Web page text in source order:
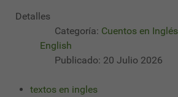
Detalles
Categoría: Cuentos en
English
Publicado: 20 Julio 2026
textos en ingles